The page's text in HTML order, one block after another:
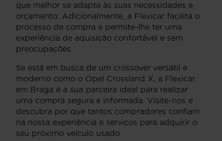
que melhor se adapta às suas necessidades e
orçamento. Adicionalmente, a Flexicar facilita o
processo de compra e permite-lhe ter uma
experiência de aquisição confortável e sem
preocupações.
Se está em busca de um crossover versátil e
moderno como o Opel Crossland X, a Flexicar
em Braga é a sua parceira ideal para realizar
uma compra segura e informada. Visite-nos e
descubra por que tantos compradores confiam
na nossa experiência e serviços para adquirir o
seu próximo veículo usado.